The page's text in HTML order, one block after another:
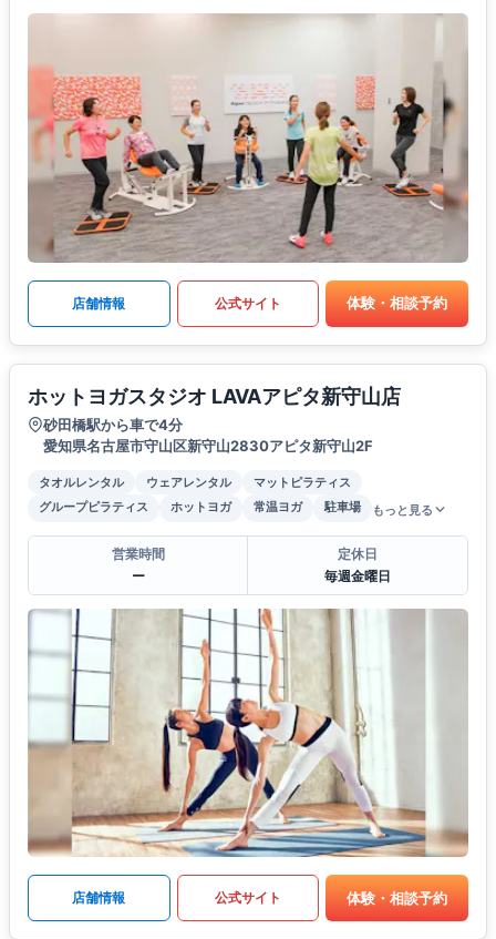
店舗情報 公式サイト 体験・相談予約
ホットヨガスタジオ LAVAアピタ新守山店
砂田橋駅から車で4分
愛知県名古屋市守山区新守山2830アピタ新守山2F
タオルレンタル ウェアレンタル
マットピラティス
グループピラティス
ホットヨガ 常温ヨガ 駐車場 もっと見る
営業時間
ー
定休日
毎週金曜日
店舗情報 公式サイト 体験・相談予約